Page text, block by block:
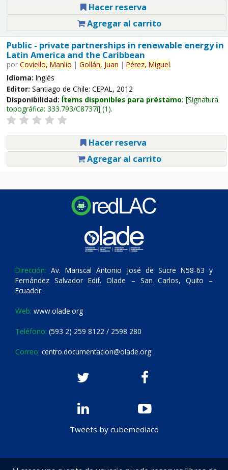
Hacer reserva
Agregar al carrito
Public - private partnerships in renewable energy in
Latin America and the Caribbean
por Coviello, Manlio | Gollán, Juan | Pérez, Miguel.
Idioma: Inglés
Editor: Santiago de Chile: CEPAL, 2012
Disponibilidad: Ítems disponibles para préstamo: Signatura
topográfica: 333.793/C8737i (1).
Hacer reserva
Agregar al carrito
Dirección: Av. Mariscal Antonio José de Sucre N58-63 y
Fernández Salvador Edif. Olade – San Carlos, Quito –
Ecuador.
Web: www.olade.org
Teléfono: (593 2) 259 8122 / 2598 280
Correo: centro.documentacion@olade.org
Tweets by cubemediaco